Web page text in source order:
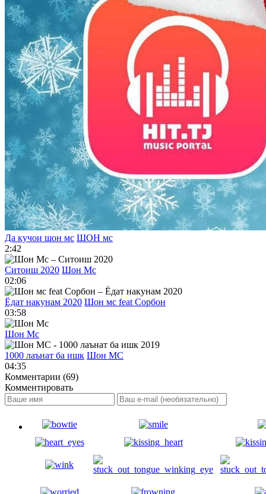
Да кучои шон мс ШОН мс
2:42
Ситоиш 2020 Шон Мс
02:06
Ёдат накунам 2020 Шон мс feat Сорбон
03:58
Шон Мс
1000 лаънат ба ишк Шон МС
04:35
Комментарии (69)
Комментировать